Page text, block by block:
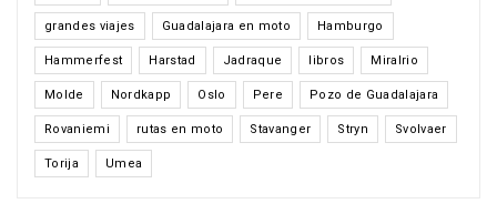
grandes viajes Guadalajara en moto Hamburgo
Hammerfest Harstad Jadraque libros Miralrio
Molde Nordkapp Oslo Pere Pozo de Guadalajara
Rovaniemi rutas en moto Stavanger Stryn Svolvaer
Torija Umea